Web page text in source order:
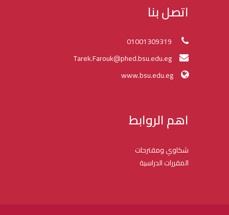
اتصل بنا
www.bsu.edu.eg
اهم الروابط
شكاوي ومقترحات
المقررات الدراسية